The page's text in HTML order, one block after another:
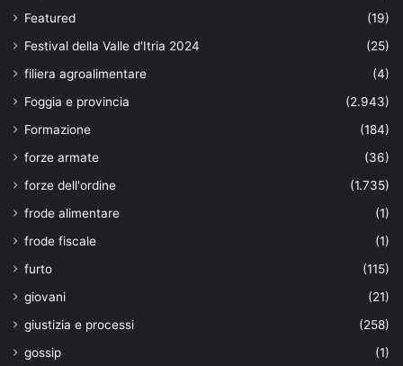
Featured
(19)
Festival della Valle d'Itria 2024
(25)
filiera agroalimentare
(4)
Foggia e provincia
(2.943)
Formazione
(184)
forze armate
(36)
forze dell'ordine
(1.735)
frode alimentare
(1)
frode fiscale
(1)
furto
(115)
giovani
(21)
giustizia e processi
(258)
gossip
(1)